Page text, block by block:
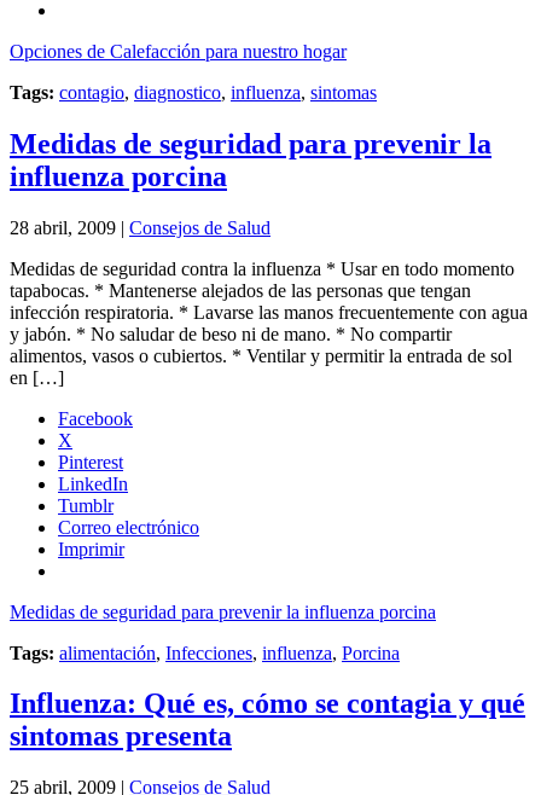
Opciones de Calefacción para nuestro hogar
Tags: contagio, diagnostico, influenza, sintomas
Medidas de seguridad para prevenir la
influenza porcina
28 abril, 2009 | Consejos de Salud
Medidas de seguridad contra la influenza * Usar en todo momento
tapabocas. * Mantenerse alejados de las personas que tengan
infección respiratoria. * Lavarse las manos frecuentemente con agua
y jabón. * No saludar de beso ni de mano. * No compartir
alimentos, vasos o cubiertos. * Ventilar y permitir la entrada de sol
en […]
Facebook
X
Pinterest
LinkedIn
Tumblr
Correo electrónico
Imprimir
Medidas de seguridad para prevenir la influenza porcina
Tags: alimentación, Infecciones, influenza, Porcina
Influenza: Qué es, cómo se contagia y qué
sintomas presenta
25 abril, 2009 | Consejos de Salud